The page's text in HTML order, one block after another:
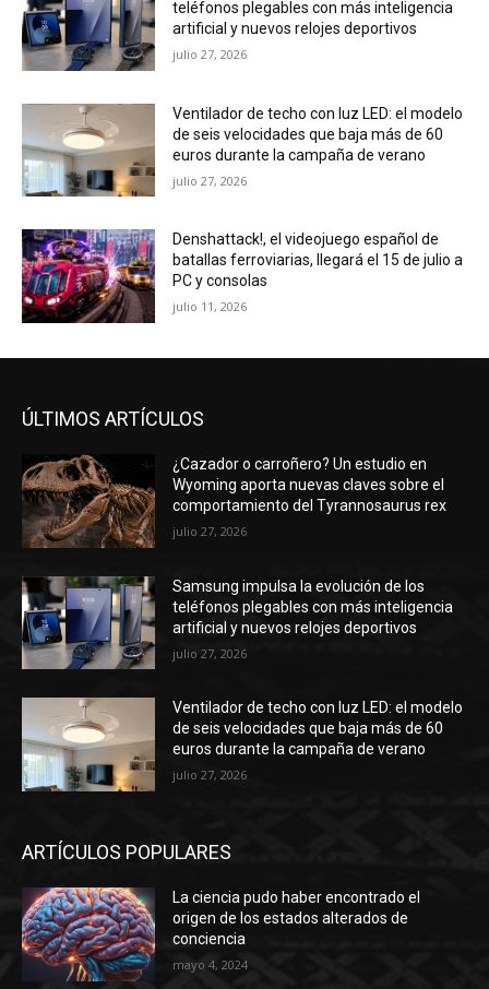
teléfonos plegables con más inteligencia
artificial y nuevos relojes deportivos
julio 27, 2026
Ventilador de techo con luz LED: el modelo
de seis velocidades que baja más de 60
euros durante la campaña de verano
julio 27, 2026
Denshattack!, el videojuego español de
batallas ferroviarias, llegará el 15 de julio a
PC y consolas
julio 11, 2026
ÚLTIMOS ARTÍCULOS
¿Cazador o carroñero? Un estudio en
Wyoming aporta nuevas claves sobre el
comportamiento del Tyrannosaurus rex
julio 27, 2026
Samsung impulsa la evolución de los
teléfonos plegables con más inteligencia
artificial y nuevos relojes deportivos
julio 27, 2026
Ventilador de techo con luz LED: el modelo
de seis velocidades que baja más de 60
euros durante la campaña de verano
julio 27, 2026
ARTÍCULOS POPULARES
La ciencia pudo haber encontrado el
origen de los estados alterados de
conciencia
mayo 4, 2024